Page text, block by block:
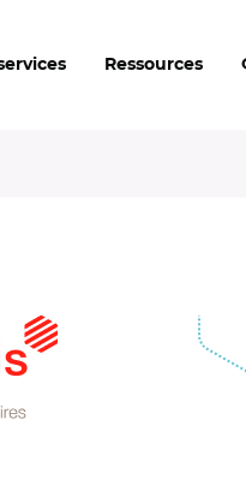
Ressources